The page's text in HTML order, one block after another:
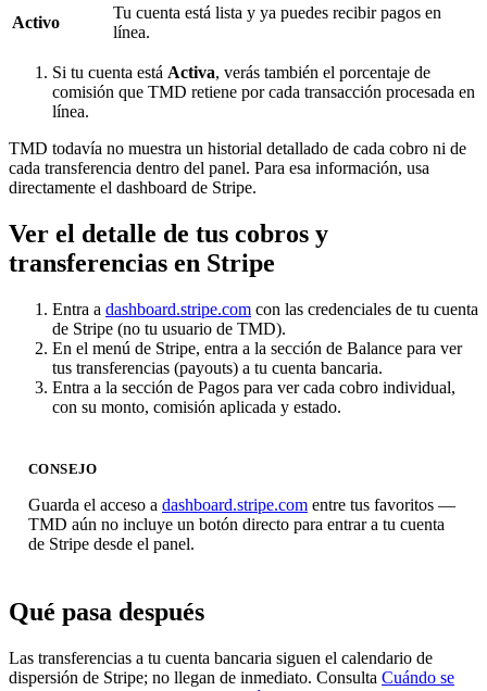
Activo
Tu cuenta está lista y ya puedes recibir pagos en
línea.
Si tu cuenta está Activa, verás también el porcentaje de
comisión que TMD retiene por cada transacción procesada en
línea.
TMD todavía no muestra un historial detallado de cada cobro ni de
cada transferencia dentro del panel. Para esa información, usa
directamente el dashboard de Stripe.
Ver el detalle de tus cobros y
transferencias en Stripe
Entra a dashboard.stripe.com con las credenciales de tu cuenta
de Stripe (no tu usuario de TMD).
En el menú de Stripe, entra a la sección de Balance para ver
tus transferencias (payouts) a tu cuenta bancaria.
Entra a la sección de Pagos para ver cada cobro individual,
con su monto, comisión aplicada y estado.
CONSEJO
Guarda el acceso a dashboard.stripe.com entre tus favoritos —
TMD aún no incluye un botón directo para entrar a tu cuenta
de Stripe desde el panel.
Qué pasa después
Las transferencias a tu cuenta bancaria siguen el calendario de
dispersión de Stripe; no llegan de inmediato. Consulta Cuándo se